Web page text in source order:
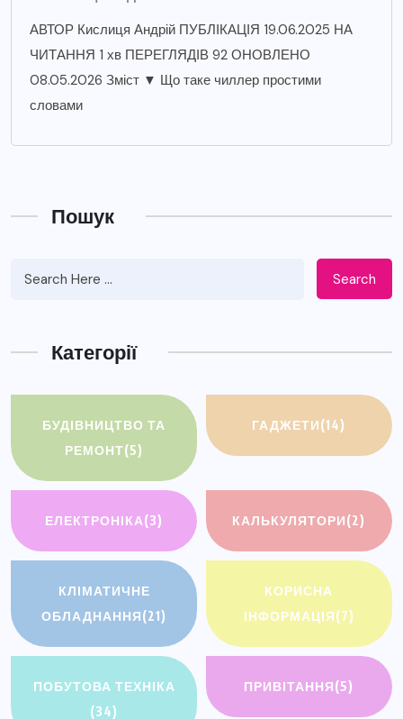
АВТОР Кислиця Андрій ПУБЛІКАЦІЯ 19.06.2025 НА
ЧИТАННЯ 1 хв ПЕРЕГЛЯДІВ 92 ОНОВЛЕНО
08.05.2026 Зміст ▼ Що таке чиллер простими
словами
Пошук
Search
Категорії
БУДІВНИЦТВО ТА
РЕМОНТ(5)
ГАДЖЕТИ(14)
ЕЛЕКТРОНІКА(3) КАЛЬКУЛЯТОРИ(2)
КЛІМАТИЧНЕ
ОБЛАДНАННЯ(21)
КОРИСНА
ІНФОРМАЦІЯ(7)
ПОБУТОВА ТЕХНІКА
(34)
ПРИВІТАННЯ(5)